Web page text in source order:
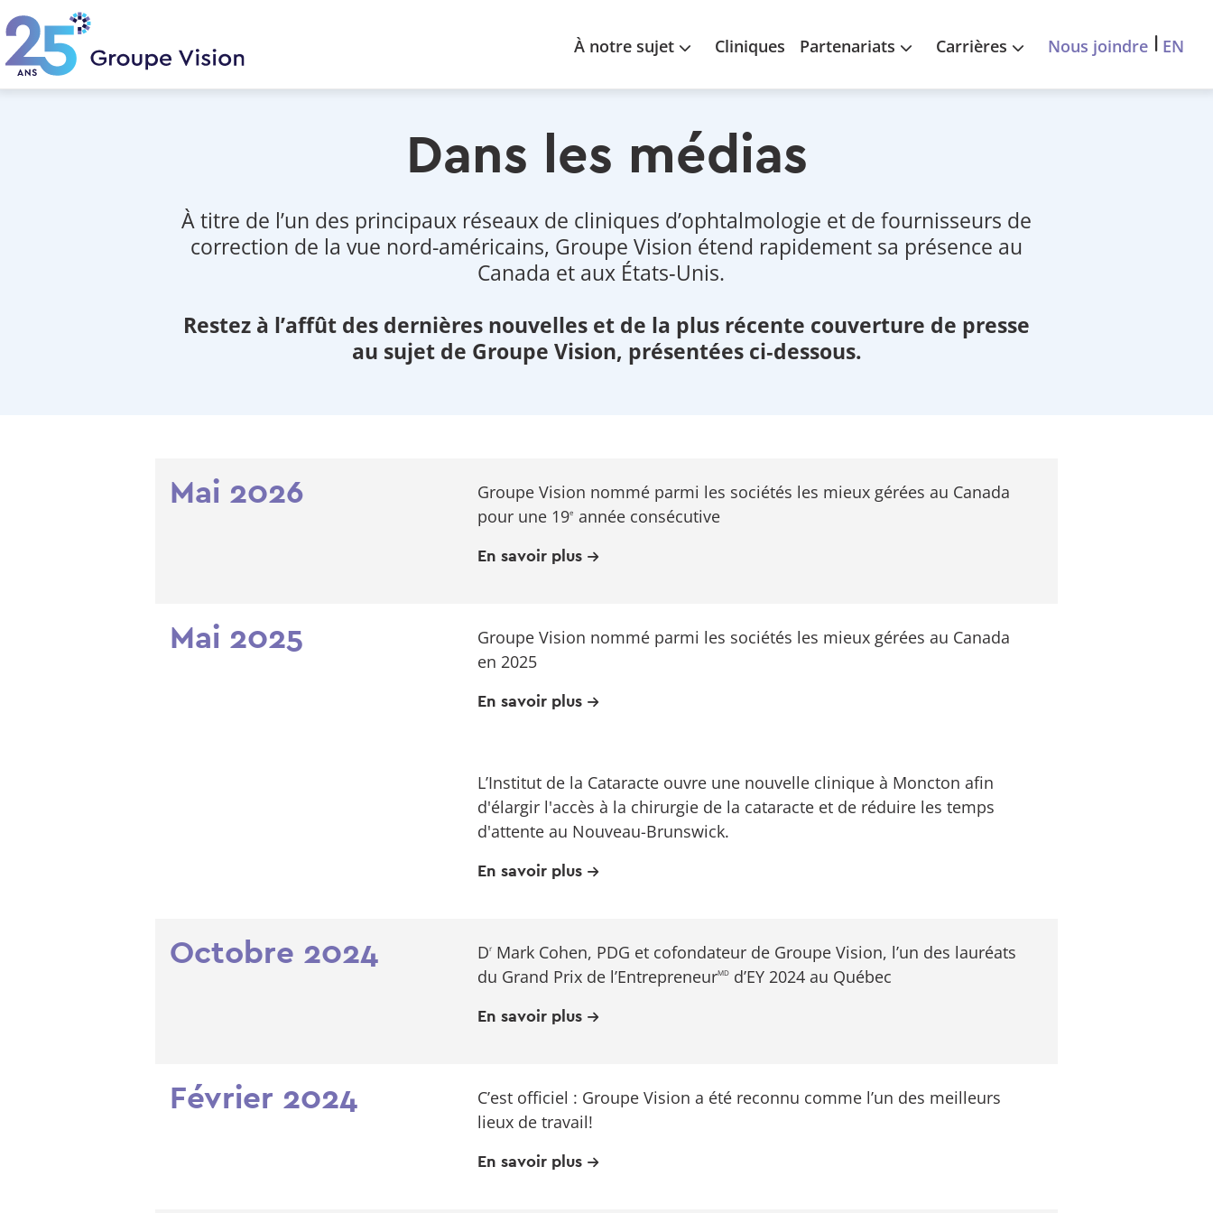
Skip
to
main
content
Main
navigation
À notre sujet Cliniques Partenariats Carrières Nous joindre EN
Dans les médias
À titre de l’un des principaux réseaux de cliniques d’ophtalmologie et de fournisseurs de
correction de la vue nord-américains, Groupe Vision étend rapidement sa présence au
Canada et aux États‑Unis.
Restez à l’affût des dernières nouvelles et de la plus récente couverture de presse
au sujet de Groupe Vision, présentées ci‑dessous.
Mai 2026
Groupe Vision nommé parmi les sociétés les mieux gérées au Canada
pour une 19e année consécutive
En savoir plus
Mai 2025
Groupe Vision nommé parmi les sociétés les mieux gérées au Canada
en 2025
En savoir plus
L’Institut de la Cataracte ouvre une nouvelle clinique à Moncton afin
d'élargir l'accès à la chirurgie de la cataracte et de réduire les temps
d'attente au Nouveau-Brunswick.
En savoir plus
Octobre 2024 Dr Mark Cohen, PDG et cofondateur de Groupe Vision, l’un des lauréats
du Grand Prix de l’EntrepreneurMD d’EY 2024 au Québec
En savoir plus
Février 2024
C’est officiel : Groupe Vision a été reconnu comme l’un des meilleurs
lieux de travail!
En savoir plus